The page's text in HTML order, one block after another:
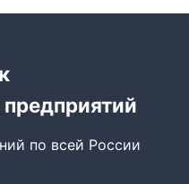
по всей России